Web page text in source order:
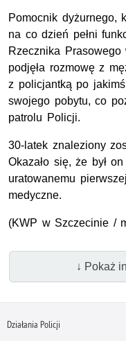
Pomocnik dyżurnego,
na co dzień pełni
Rzecznika
podjęła rozmowę z
z policjantką po
swojego pobytu, co
patrolu Policji.
30-latek znaleziony
Okazało się, że był
uratowanemu
medyczne.
(KWP w Szczecinie /
↓ Pokaż
Działania Policji